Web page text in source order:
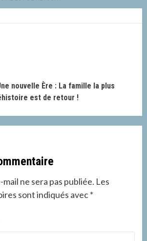
nouvelle Ère : La famille la plus
est de retour !
ne sera pas publiée. Les
sont indiqués avec*